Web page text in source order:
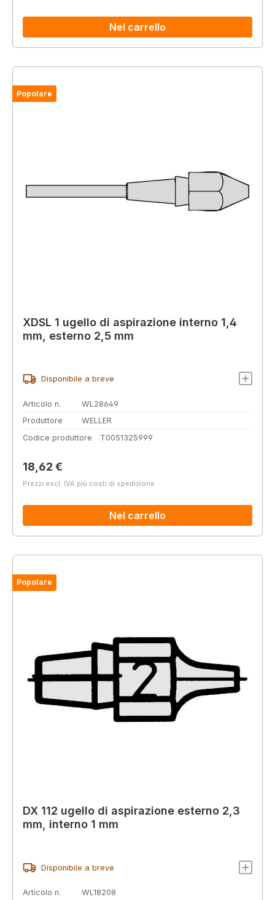
Nel carrello
Popolare
XDSL 1 ugello di aspirazione interno 1,4
mm, esterno 2,5 mm
Disponibile a breve
Articolo n.
WL28649
Produttore
WELLER
Codice produttore
T0051325999
Prezzo normale:
18,62 €
Prezzi escl. IVA più costi di spedizione
Nel carrello
Popolare
DX 112 ugello di aspirazione esterno 2,3
mm, interno 1 mm
Disponibile a breve
Articolo n.
WL18208